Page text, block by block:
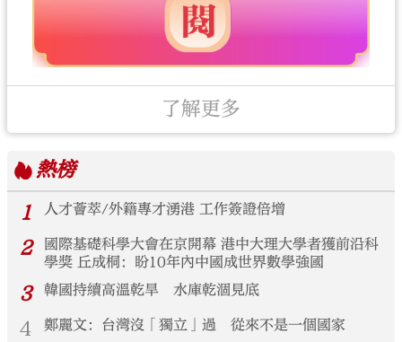
了解更多
熱榜
1
人才薈萃/外籍專才湧港 工作簽證倍增
2
國際基礎科學大會在京開幕 港中大理大學者獲前沿科
學獎 丘成桐：盼10年內中國成世界數學強國
3 韓國持續高溫乾旱 水庫乾涸見底
4 鄭麗文：台灣沒「獨立」過 從來不是一個國家